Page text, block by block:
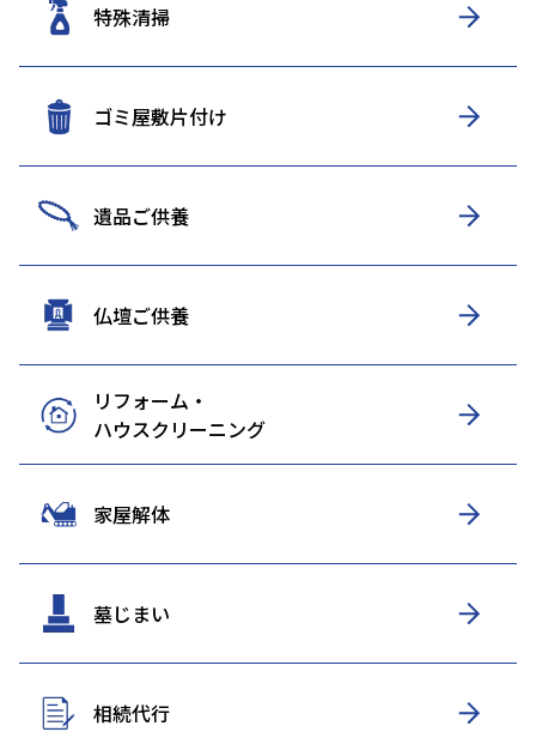
特殊清掃
ゴミ屋敷片付け
遺品ご供養
仏壇ご供養
リフォーム・
ハウスクリーニング
家屋解体
墓じまい
相続代行